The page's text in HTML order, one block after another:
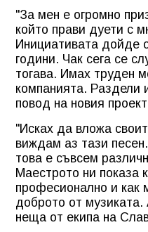
"За мен е огромно
който прави дуети с
Инициативата дойде
години. Чак сега се
тогава. Имах труден
компанията. Раздели
повод на новия
"Исках да вложа
виждам аз тази
това е съвсем
Маестрото ни показа
професионално и как
доброто от музиката.
неща от екипа на